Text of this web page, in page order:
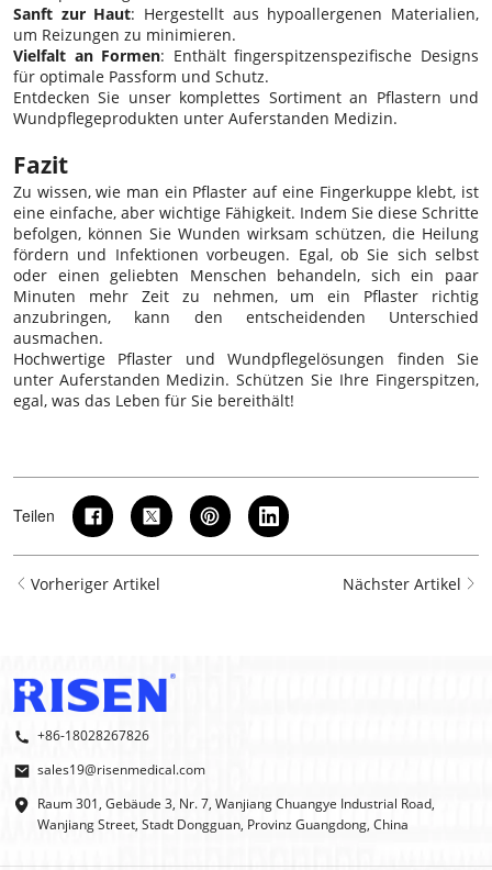
Sanft zur Haut: Hergestellt aus hypoallergenen Materialien,
um Reizungen zu minimieren.
Vielfalt an Formen: Enthält fingerspitzenspezifische Designs
für optimale Passform und Schutz.
Entdecken Sie unser komplettes Sortiment an Pflastern und
Wundpflegeprodukten unter Auferstanden Medizin.
Fazit
Zu wissen, wie man ein Pflaster auf eine Fingerkuppe klebt, ist
eine einfache, aber wichtige Fähigkeit. Indem Sie diese Schritte
befolgen, können Sie Wunden wirksam schützen, die Heilung
fördern und Infektionen vorbeugen. Egal, ob Sie sich selbst
oder einen geliebten Menschen behandeln, sich ein paar
Minuten mehr Zeit zu nehmen, um ein Pflaster richtig
anzubringen, kann den entscheidenden Unterschied
ausmachen.
Hochwertige Pflaster und Wundpflegelösungen finden Sie
unter Auferstanden Medizin. Schützen Sie Ihre Fingerspitzen,
egal, was das Leben für Sie bereithält!
Teilen
Vorheriger Artikel Nächster Artikel
+86-18028267826
sales19@risenmedical.com
Raum 301, Gebäude 3, Nr. 7, Wanjiang Chuangye Industrial Road,
Wanjiang Street, Stadt Dongguan, Provinz Guangdong, China